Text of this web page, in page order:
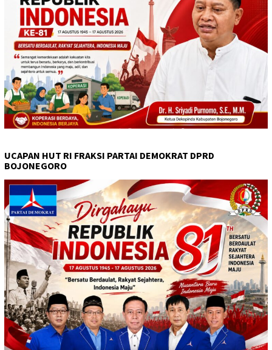
UCAPAN HUT RI FRAKSI PARTAI DEMOKRAT DPRD
BOJONEGORO